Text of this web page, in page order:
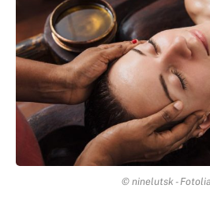
© ninelutsk -